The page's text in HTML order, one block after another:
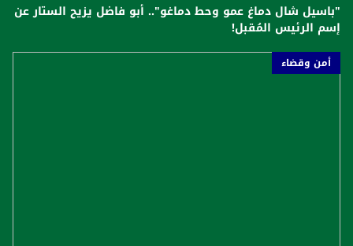
"باسيل شال دماغ عمو وحط دماغو".. أبو فاضل يزيح الستار عن
إسم الرئيس المُقبل!
أمن وقضاء